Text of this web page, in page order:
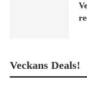
Veckans Deals!